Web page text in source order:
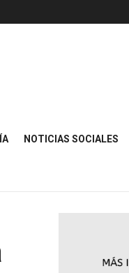
NOTICIAS SOCIALES